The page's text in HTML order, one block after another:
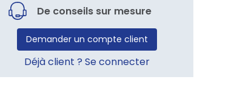
De conseils sur mesure
Demander un compte client
Déjà client ? Se connecter